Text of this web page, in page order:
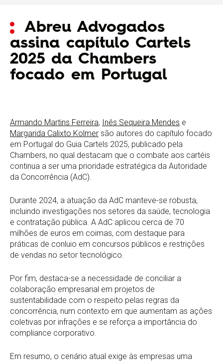
Abreu Advogados
assina capítulo Cartels
2025 da Chambers
focado em Portugal
Armando Martins Ferreira, Inês Sequeira Mendes e
Margarida Calixto Kolmer são autores do capítulo focado
em Portugal do Guia Cartels 2025, publicado pela
Chambers, no qual destacam que o combate aos cartéis
continua a ser uma prioridade estratégica da Autoridade
da Concorrência (AdC).
Durante 2024, a atuação da AdC manteve-se robusta,
incluindo investigações nos setores da saúde, tecnologia
e contratação pública. A AdC aplicou cerca de 70
milhões de euros em coimas, com destaque para
práticas de conluio em concursos públicos e restrições
de vendas no setor tecnológico.
Por fim, destaca-se a necessidade de conciliar a
colaboração empresarial em projetos de
sustentabilidade com o respeito pelas regras da
concorrência, num contexto em que aumentam as ações
coletivas por infrações e se reforça a importância do
compliance corporativo.
Em resumo, o cenário atual exige às empresas uma